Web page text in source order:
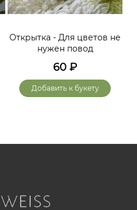
Открытка - Для цветов не
нужен повод
60 ₽
Добавить к букету